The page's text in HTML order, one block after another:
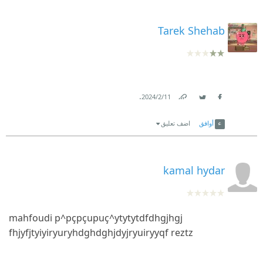
Tarek Shehab
11‏/2‏/2024
.
أوافق اضف تعليق
kamal hydar
mahfoudi p^pçpçupuç^ytytytdfdhgjhgj
fhjyfjtyiyiryuryhdghdghjdyjryuiryyqf reztz